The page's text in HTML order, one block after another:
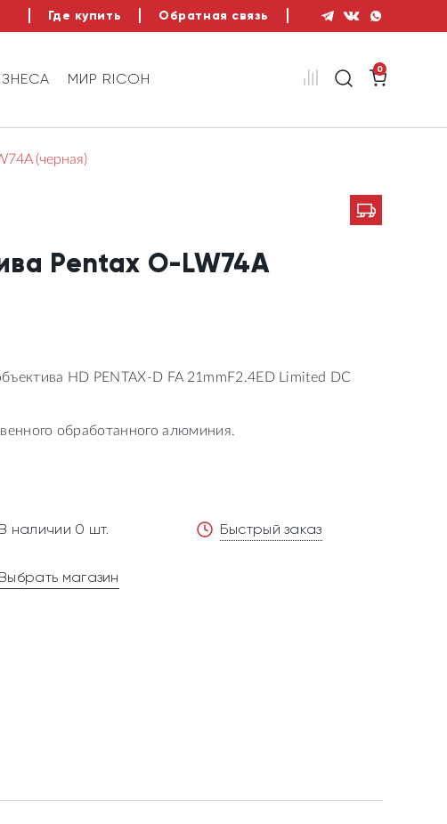
Где купить Обратная связь
МИР RICOH
0
(черная)
Pentax O-LW74A
HD PENTAX-D FA 21mmF2.4ED Limited DC
обработанного алюминия.
В наличии 0 шт.
Выбрать магазин
Быстрый заказ